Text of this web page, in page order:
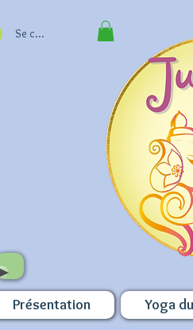
Présentation Yoga
Se connecter